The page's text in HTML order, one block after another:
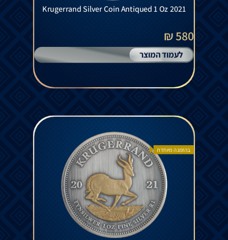
Krugerrand Silver Coin Antiqued 1 Oz 2021
580 ₪
לעמוד המוצר
בהזמנה מיוחדת